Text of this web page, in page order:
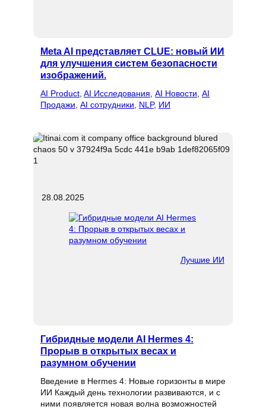
Meta AI представляет CLUE: новый ИИ
для улучшения систем безопасности
изображений.
AI Product AI Исследования AI Новости AI
Продажи AI сотрудники NLP, ИИ
28.08.2025
Лучшие ИИ
Гибридные модели AI Hermes 4:
Прорыв в открытых весах и
разумном обучении
Введение в Hermes 4: Новые горизонты в мире
ИИ Каждый день технологии развиваются, и с
ними появляется новая волна возможностей